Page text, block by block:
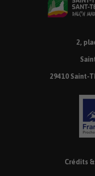
2,
29410 Saint-
Crédits